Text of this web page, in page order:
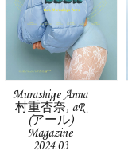
Murashige Anna
村重杏奈, aR
(アール)
Magazine
2024.03